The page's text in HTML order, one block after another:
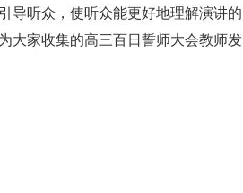
导听众，使听众能更好地理解演讲的
大家收集的高三百日誓师大会教师发